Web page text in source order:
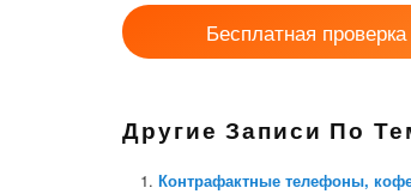
Бесплатная
Другие Записи По
Контрафактные телефоны,